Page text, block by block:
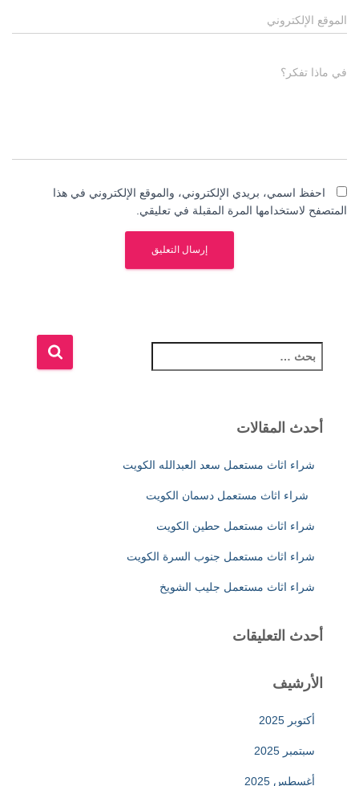
الموقع الإلكتروني
في ماذا تفكر؟
احفظ اسمي، بريدي الإلكتروني، والموقع الإلكتروني في هذا
المتصفح لاستخدامها المرة المقبلة في تعليقي.
ل
ثأحدث المقالات
شراء اثاث مستعمل سعد العبدالله الكويت
شراء اثاث مستعمل دسمان الكويت
شراء اثاث مستعمل حطين الكويت
شراء اثاث مستعمل جنوب السرة الكويت
شراء اثاث مستعمل جليب الشويخ
أحدث التعليقات
الأرشيف
أكتوبر 2025
سبتمبر 2025
أغسطس 2025